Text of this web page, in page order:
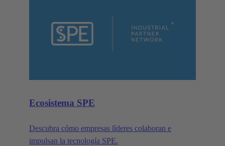
Ecosistema SPE
Descubra cómo empresas líderes colaboran e
impulsan la tecnología SPE.